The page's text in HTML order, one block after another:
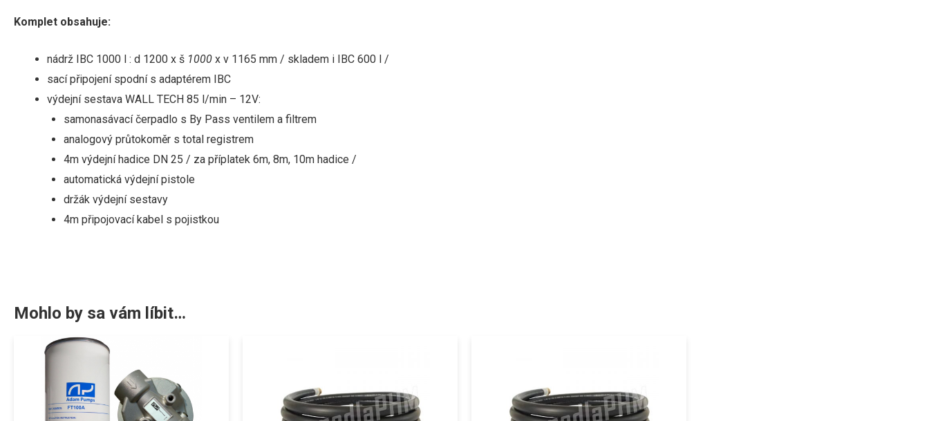
Komplet obsahuje:
nádrž IBC 1000 l : d 1200 x š 1000 x v 1165 mm / skladem i IBC 600 l /
sací připojení spodní s adaptérem IBC
výdejní sestava WALL TECH 85 l/min – 12V:
samonasávací čerpadlo s By Pass ventilem a filtrem
analogový průtokoměr s total registrem
4m výdejní hadice DN 25 / za příplatek 6m, 8m, 10m hadice /
automatická výdejní pistole
držák výdejní sestavy
4m připojovací kabel s pojistkou
Mohlo by sa vám líbit…